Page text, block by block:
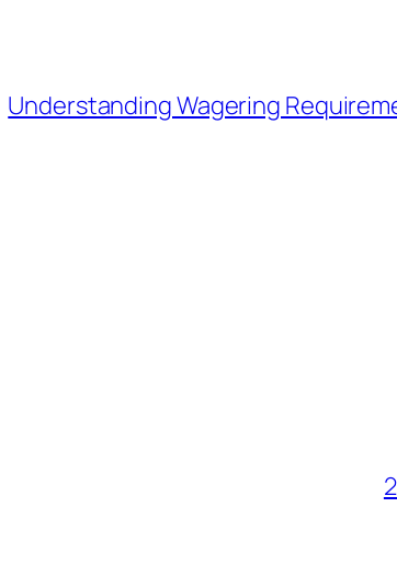
Understanding Wagering